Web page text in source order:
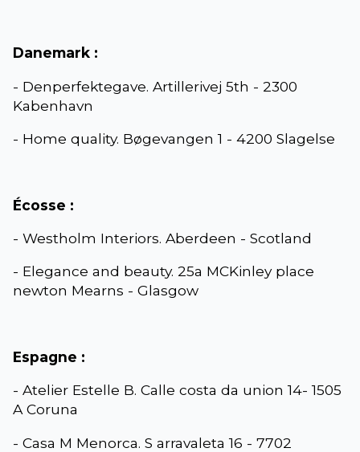
Danemark :
- Denperfektegave. Artillerivej 5th - 2300
Kabenhavn
- Home quality. Bøgevangen 1 - 4200 Slagelse
Écosse :
- Westholm Interiors. Aberdeen - Scotland
- Elegance and beauty. 25a MCKinley place
newton Mearns - Glasgow
Espagne :
- Atelier Estelle B. Calle costa da union 14- 1505
A Coruna
- Casa M Menorca. S arravaleta 16 - 7702